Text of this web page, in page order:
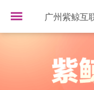
广州紫鲸互